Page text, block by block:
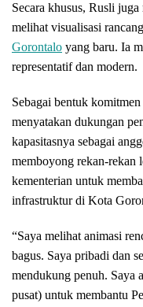
Secara khusus, Rusli
melihat visualisasi
Gorontalo yang baru. Ia
representatif dan modern.
Sebagai bentuk
menyatakan dukungan
kapasitasnya sebagai
memboyong rekan-rekan
kementerian untuk
infrastruktur di Kota
“Saya melihat animasi
bagus. Saya pribadi dan
mendukung penuh. Saya
pusat) untuk membantu